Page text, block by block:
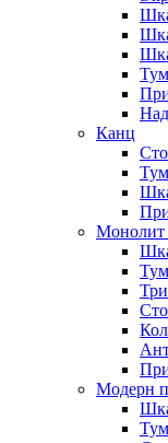
Канц
Монолит
Модерн